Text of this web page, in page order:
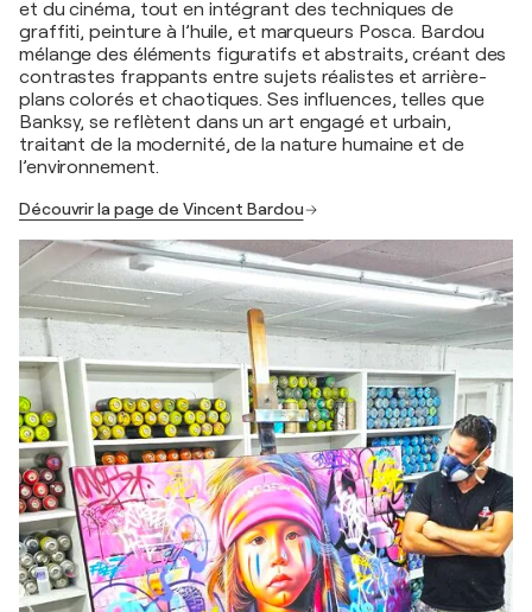
et du cinéma, tout en intégrant des techniques de
graffiti, peinture à l’huile, et marqueurs Posca. Bardou
mélange des éléments figuratifs et abstraits, créant des
contrastes frappants entre sujets réalistes et arrière-
plans colorés et chaotiques. Ses influences, telles que
Banksy, se reflètent dans un art engagé et urbain,
traitant de la modernité, de la nature humaine et de
l’environnement.
Découvrir la page de Vincent Bardou